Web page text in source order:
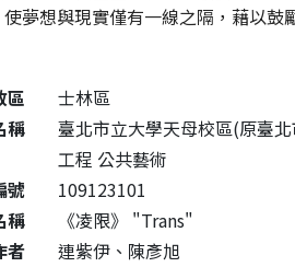
夢想與現實僅有一線之隔，藉以鼓
細資料
區
士林區
稱
臺北市立大學天母校區(原臺
工程 公共藝術
號
109123101
稱
《凌限》 "Trans"
者
連紫伊、陳彥旭